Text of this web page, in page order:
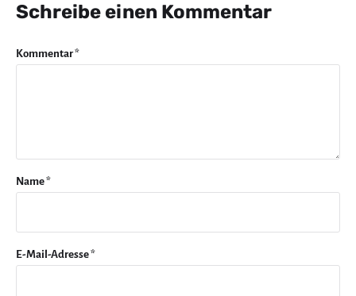
Schreibe einen Kommentar
Kommentar*
Name*
E-Mail-Adresse*